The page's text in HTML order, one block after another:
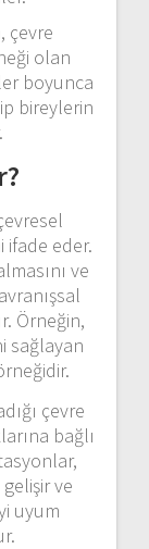
çevre
olan
boyunca
bireylerin
ifade eder.
ve
Örneğin,
sağlayan
çevre
bağlı
ve
uyum